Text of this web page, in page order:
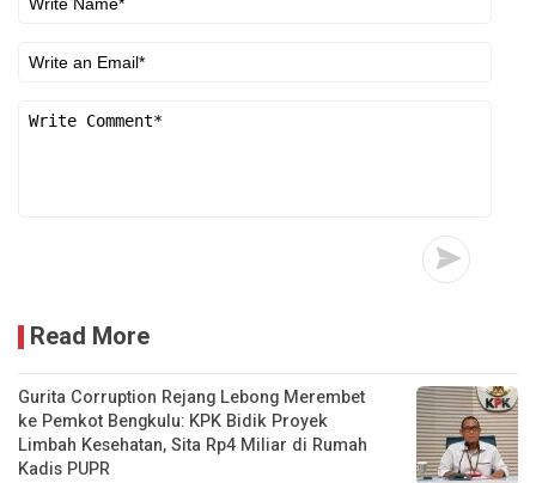
Read More
Gurita Corruption Rejang Lebong Merembet
ke Pemkot Bengkulu: KPK Bidik Proyek
Limbah Kesehatan, Sita Rp4 Miliar di Rumah
Kadis PUPR